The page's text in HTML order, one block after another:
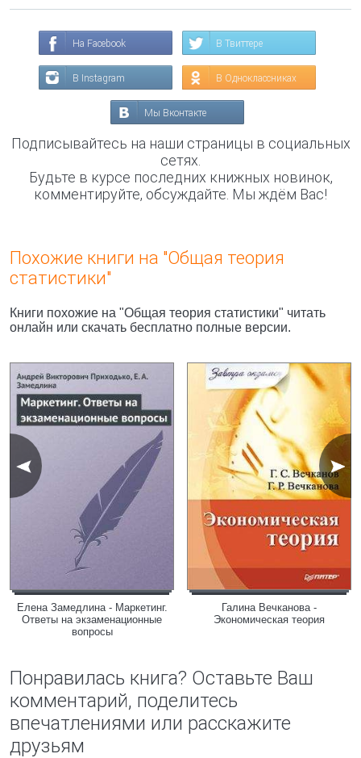
На Facebook В Твиттере
В Instagram В Одноклассниках
Мы Вконтакте
Подписывайтесь на наши страницы в социальных
сетях.
Будьте в курсе последних книжных новинок,
комментируйте, обсуждайте. Мы ждём Вас!
Похожие книги на "Общая теория
статистики"
Книги похожие на "Общая теория статистики" читать
онлайн или скачать бесплатно полные версии.
Елена Замедлина - Маркетинг.
Ответы на экзаменационные
вопросы
Галина Вечканова -
Экономическая теория
Понравилась книга? Оставьте Ваш
комментарий, поделитесь
впечатлениями или расскажите
друзьям